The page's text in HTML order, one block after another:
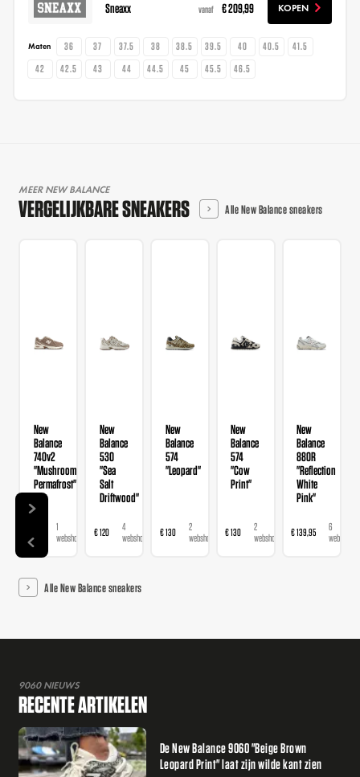
Sneaxx vanaf € 209,99 KOPEN
Maten 36 37 37.5 38 38.5 39.5 40 40.5
41.5
42
42.5 43 44 44.5 45 45.5 46.5
MEER NEW BALANCE
VERGELIJKBARE SNEAKERS Alle New Balance sneakers
New
Balance
740v2
"Mushroom
Permafrost"
1
webshop
New
Balance
530
"Sea
Salt
Driftwood"
€ 120
4
webshops
New
Balance
574
"Leopard"
€ 130
2
webshops
New
Balance
574
"Cow
Print"
€ 130
2
webshops
New
Balance
880R
"Reflection
White
Pink"
€ 139,95
6
webshops
Alle New Balance sneakers
9060 NIEUWS
RECENTE ARTIKELEN
De New Balance 9060 "Beige Brown
Leopard Print" laat zijn wilde kant zien